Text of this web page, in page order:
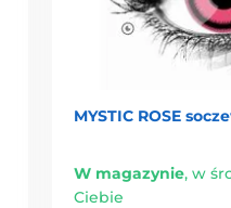
MYSTIC ROSE
W magazynie,w
Ciebie